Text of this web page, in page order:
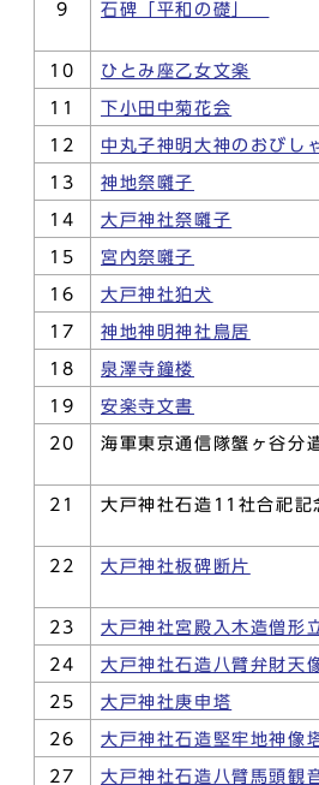
9 石碑「平和の礎」
10 ひとみ座乙女文楽
11 下小田中菊花会
12 中丸子神明大神のおびし
13 神地祭囃子
14 大戸神社祭囃子
15 宮内祭囃子
16 大戸神社狛犬
17 神地神明神社鳥居
18 泉澤寺鐘楼
19 安楽寺文書
20 海軍東京通信隊蟹ヶ谷分
21 大戸神社石造11社合祀記
22 大戸神社板碑断片
23 大戸神社宮殿入木造僧形
24 大戸神社石造八臂弁財天
25 大戸神社庚申塔
26 大戸神社石造堅牢地神像
27 大戸神社石造八臂馬頭観